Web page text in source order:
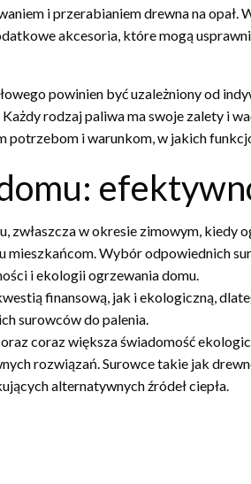
i przerabianiem drewna na
akcesoria, które mogą
powinien być uzależniony od
rodzaj paliwa ma swoje zalety i
potrzebom i warunkom, w jakich
zwłaszcza w okresie zimowym, kiedy
mieszkańcom. Wybór odpowiednich
i ekologii ogrzewania domu.
finansową, jak i ekologiczną,
surowców do palenia.
coraz większa świadomość
rozwiązań. Surowce takie jak
alternatywnych źródeł ciepła.